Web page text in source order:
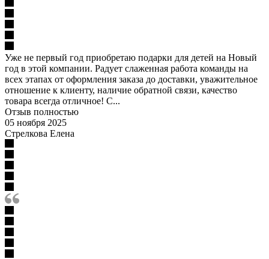
Уже не первый год приобретаю подарки для детей на Новый
год в этой компании. Радует слаженная работа команды на
всех этапах от оформления заказа до доставки, уважительное
отношение к клиенту, наличие обратной связи, качество
товара всегда отличное! С...
Отзыв полностью
05 ноября 2025
Стрелкова Елена